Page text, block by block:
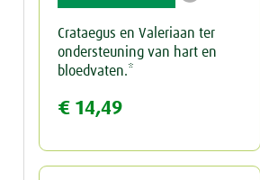
Crataegus en Valeriaan ter
ondersteuning van hart en
bloedvaten.*
€ 14,49